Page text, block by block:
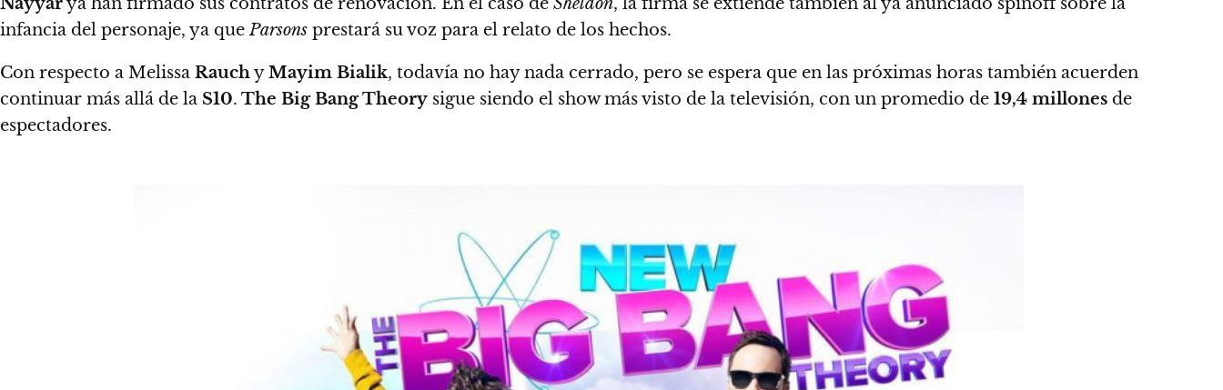
infancia del personaje, ya queParsons prestará su voz para el relato de los hechos.
Con respecto a Melissa RauchyMayim Bialik, todavía no hay nada cerrado, pero se espera que en las próximas horas también acuerden
continuar más allá de la S10. The Big Bang Theory sigue siendo el show más visto de la televisión, con un promedio de 19,4 millones de
espectadores.